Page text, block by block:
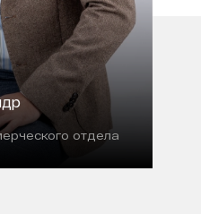
отдела